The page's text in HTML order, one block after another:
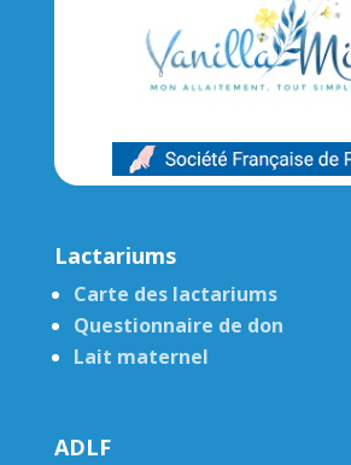
Lactariums
Carte des lactariums
Questionnaire de don
Lait maternel
ADLF